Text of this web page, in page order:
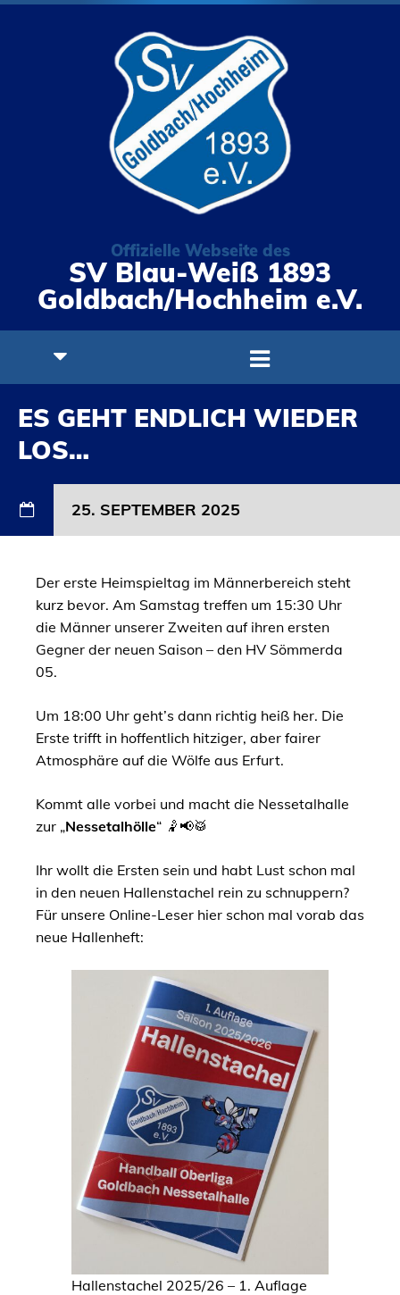
Offizielle Webseite des
SV Blau-Weiß 1893
Goldbach/Hochheim e.V.
ES GEHT ENDLICH WIEDER
LOS…
25. SEPTEMBER 2025
Der erste Heimspieltag im Männerbereich steht
kurz bevor. Am Samstag treffen um 15:30 Uhr
die Männer unserer Zweiten auf ihren ersten
Gegner der neuen Saison – den HV Sömmerda
05.
Um 18:00 Uhr geht’s dann richtig heiß her. Die
Erste trifft in hoffentlich hitziger, aber fairer
Atmosphäre auf die Wölfe aus Erfurt.
Kommt alle vorbei und macht die Nessetalhalle
zur „Nessetalhölle“ 🤾📢🥁
Ihr wollt die Ersten sein und habt Lust schon mal
in den neuen Hallenstachel rein zu schnuppern?
Für unsere Online-Leser hier schon mal vorab das
neue Hallenheft:
Hallenstachel 2025/26 – 1. Auflage